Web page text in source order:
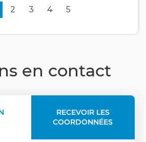
2 3 4 5
en contact
RECEVOIR LES
COORDONNÉES